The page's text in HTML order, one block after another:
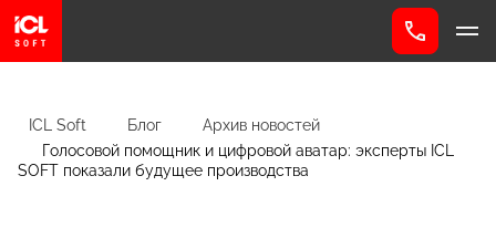
ICL Soft Блог
Архив новостей
Голосовой помощник и цифровой аватар: эксперты ICL
SOFT показали будущее производства